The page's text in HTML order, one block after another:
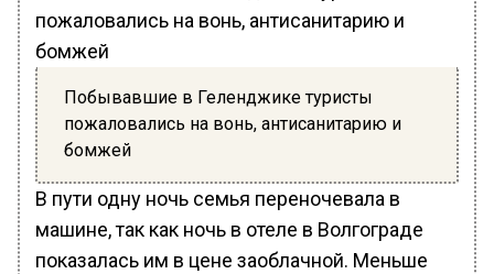
Побывавшие в Геленджике туристы
пожаловались на вонь, антисанитарию и
бомжей
В пути одну ночь семья переночевала в
машине, так как ночь в отеле в Волгограде
показалась им в цене заоблачной. Меньше